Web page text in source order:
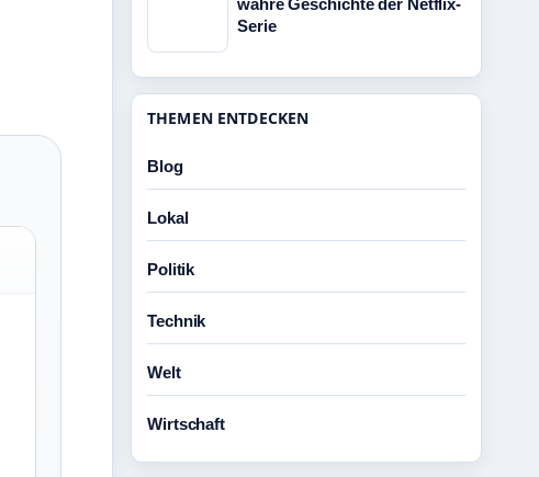
wahre Geschichte der Netflix-
Serie
THEMEN ENTDECKEN
Blog
Lokal
Politik
Technik
Welt
Wirtschaft